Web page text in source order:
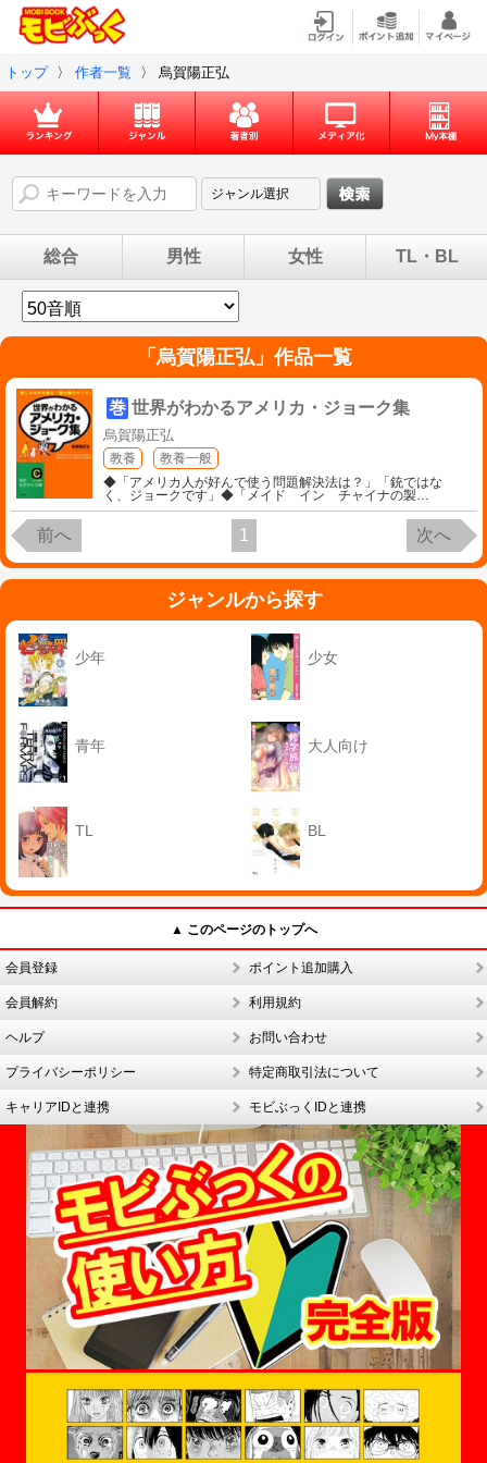
トップ 〉 作者一覧 〉 烏賀陽正弘
総合 男性 女性 TL・BL
「 烏賀陽正弘」作品一覧
巻 世界がわかるアメリカ・ジョーク集
烏賀陽正弘
教養
教養一般
◆「アメリカ人が好んで使う問題解決法は？」「銃ではな
く、ジョークです」◆「メイド イン チャイナの製…
前へ 1 次へ
ジャンルから探す
少年 少女
青年 大人向け
TL BL
▲ このページのトップへ
会員登録 ポイント追加購入
会員解約 利用規約
ヘルプ お問い合わせ
プライバシーポリシー 特定商取引法について
キャリアIDと連携 モビぶっくIDと連携